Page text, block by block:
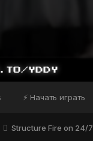
⚡ Начать играть
Structure Fire on 24/7